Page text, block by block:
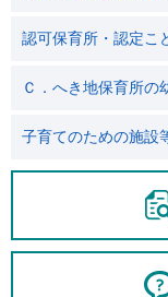
認可保育所・認定こ
Ｃ．へき地保育所の
子育てのための施設